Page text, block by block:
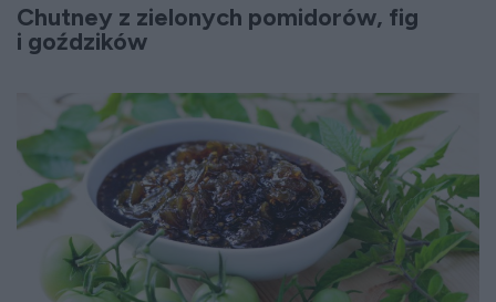
Chutney z zielonych pomidorów, fig
i goździków